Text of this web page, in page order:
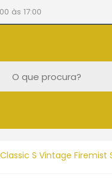
às 17:00
S Vintage Firemist